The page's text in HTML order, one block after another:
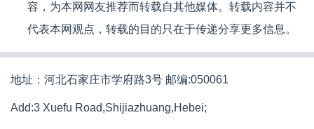
容，为本网网友推荐而转载自其他媒体。转载内容并不
代表本网观点，转载的目的只在于传递分享更多信息。
地址：河北石家庄市学府路3号 邮编:050061
Add:3 Xuefu Road,Shijiazhuang,Hebei;